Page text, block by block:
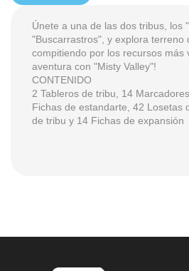
Únete a una de las dos tribus, los
"Buscarrastros", y explora terreno
compitiendo por los recursos más
aventura con "Misty Valley"!
CONTENIDO
2 Tableros de tribu, 14
Fichas de estandarte, 42 Losetas
de tribu y 14 Fichas de expansión